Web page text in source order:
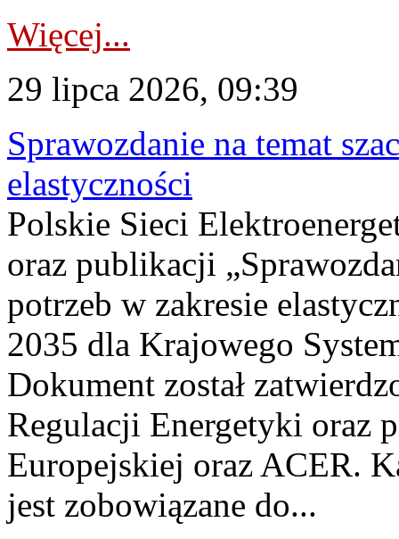
Więcej...
29 lipca 2026, 09:39
Sprawozdanie na temat
elastyczności
Polskie Sieci
oraz publikacji
potrzeb w zakresie
2035 dla Krajowego
Dokument został
Regulacji Energetyki oraz
Europejskiej oraz ACER.
jest zobowiązane do...